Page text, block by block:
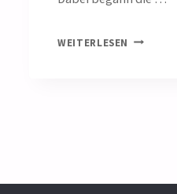
WEITERLESEN FRAUEN